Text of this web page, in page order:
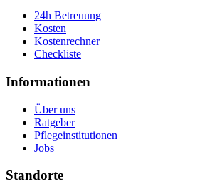
24h Betreuung
Kosten
Kostenrechner
Checkliste
Informationen
Über uns
Ratgeber
Pflegeinstitutionen
Jobs
Standorte